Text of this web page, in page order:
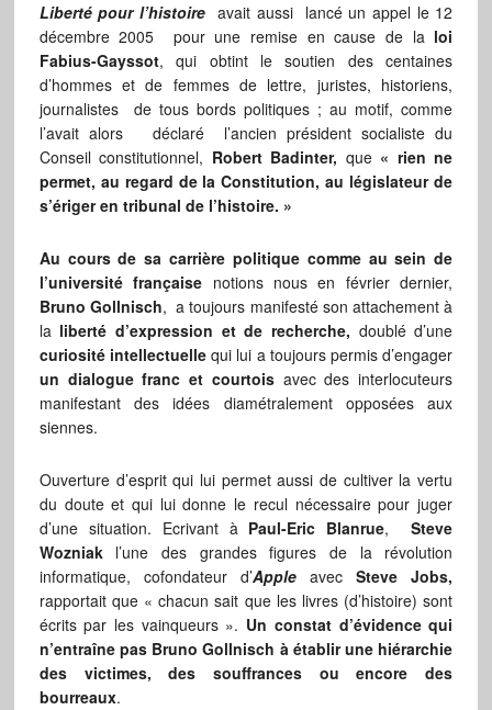
Liberté pour l’histoire avait aussi lancé un appel le 12
décembre 2005 pour une remise en cause de laloi
Fabius-Gayssot, qui obtint le soutien des centaines
d’hommes et de femmes de lettre, juristes, historiens,
journalistes de tous bords politiques ; au motif, comme
l’avait alors déclaré l’ancien président socialiste du
Conseil constitutionnel, Robert Badinter, que « rien ne
permet, au regard de la Constitution, au législateur de
s’ériger en tribunal de l’histoire. »
Au cours de sa carrière politique comme au sein de
l’université française notions nous en février dernier,
Bruno Gollnisch, a toujours manifesté son attachement à
la liberté d’expression et de recherche, doublé d’une
curiosité intellectuelle qui lui a toujours permis d’engager
un dialogue franc et courtoisavec des interlocuteurs
manifestant des idées diamétralement opposées aux
siennes.
Ouverture d’esprit qui lui permet aussi de cultiver la vertu
du doute et qui lui donne le recul nécessaire pour juger
d’une situation. Ecrivant à Paul-Eric Blanrue,Steve
Wozniakl’une des grandes figures de la révolution
informatique, cofondateur d’AppleavecSteve Jobs,
rapportait que « chacun sait que les livres (d’histoire) sont
écrits par les vainqueurs ». Un constat d’évidence qui
n’entraîne pas Bruno Gollnisch à établir une hiérarchie
des victimes, des souffrances ou encore des
bourreaux.